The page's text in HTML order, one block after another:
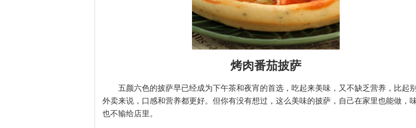
烤肉番茄披萨
五颜六色的披萨早已经成为下午茶和夜宵的首选，吃起来美味，又不缺乏营养，比起
外卖来说，口感和营养都更好。但你有没有想过，这么美味的披萨，自己在家里也能做，
也不输给店里。